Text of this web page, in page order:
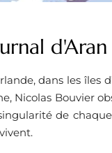
dans les
Nicolas Bouvier
de